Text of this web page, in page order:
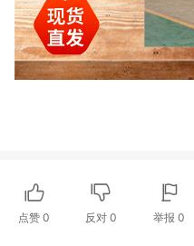
点赞 0 反对0 举报 0